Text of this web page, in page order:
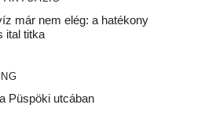
már nem elég: a hatékony
ital titka
Püspöki utcában